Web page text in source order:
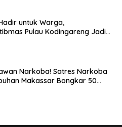
untuk Warga,
Pulau Kodingareng Jadi
Narkoba! Satres Narkoba
Makassar Bongkar 50